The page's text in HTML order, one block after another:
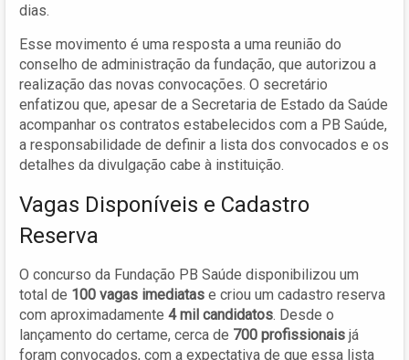
dias.
Esse movimento é uma resposta a uma reunião do
conselho de administração da fundação, que autorizou a
realização das novas convocações. O secretário
enfatizou que, apesar de a Secretaria de Estado da Saúde
acompanhar os contratos estabelecidos com a PB Saúde,
a responsabilidade de definir a lista dos convocados e os
detalhes da divulgação cabe à instituição.
Vagas Disponíveis e Cadastro
Reserva
O concurso da Fundação PB Saúde disponibilizou um
total de 100 vagas imediatas e criou um cadastro reserva
com aproximadamente 4 mil candidatos. Desde o
lançamento do certame, cerca de 700 profissionais já
foram convocados, com a expectativa de que essa lista